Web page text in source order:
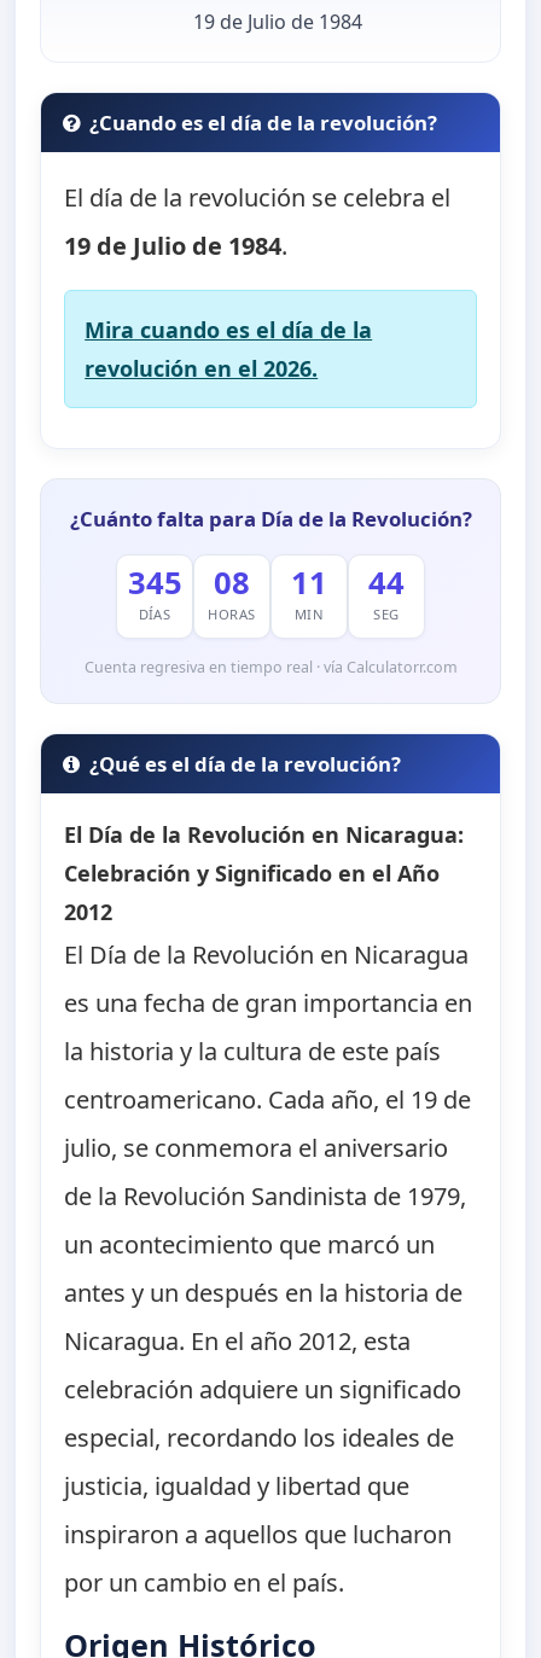
19 de Julio de 1984
¿Cuando es el día de la revolución?
El día de la revolución se celebra el
19 de Julio de 1984.
Mira cuando es el día de la
revolución en el 2026.
¿Cuánto falta para Día de la Revolución?
345
DÍAS
08
HORAS
11
MIN
43
SEG
Cuenta regresiva en tiempo real · vía Calculatorr.com
¿Qué es el día de la revolución?
El Día de la Revolución en Nicaragua:
Celebración y Significado en el Año
2012
El Día de la Revolución en Nicaragua
es una fecha de gran importancia en
la historia y la cultura de este país
centroamericano. Cada año, el 19 de
julio, se conmemora el aniversario
de la Revolución Sandinista de 1979,
un acontecimiento que marcó un
antes y un después en la historia de
Nicaragua. En el año 2012, esta
celebración adquiere un significado
especial, recordando los ideales de
justicia, igualdad y libertad que
inspiraron a aquellos que lucharon
por un cambio en el país.
Origen Histórico